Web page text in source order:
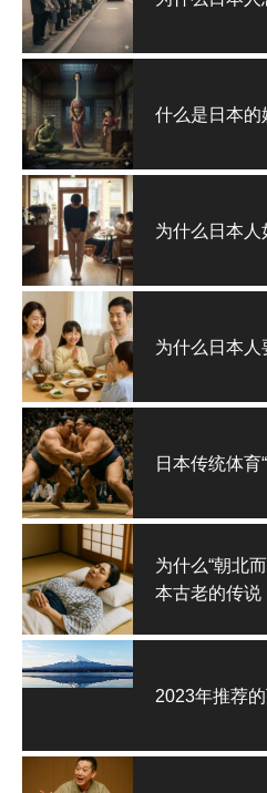
什么是日本的
为什么日本人
为什么日本人
日本传统体育
为什么“朝北
本古老的传说
2023年推荐